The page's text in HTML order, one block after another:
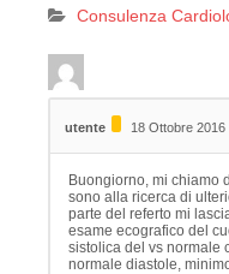
Consulenza
utente 18 Ottobre 2016
Buongiorno, mi chiamo
sono alla ricerca di
parte del referto mi
esame ecografico del
sistolica del vs normale
normale diastole,